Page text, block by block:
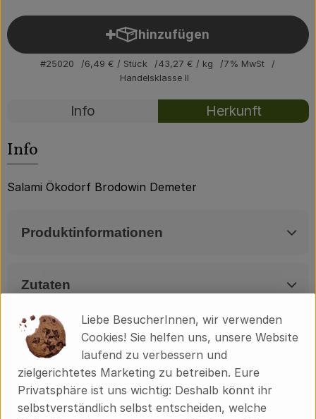
Über uns
hinzufügen
Produkt zum Warenkorb
#25020 6,49 €/ Stück 43,27 €/ kg
7% MwSt
Handelsklasse II
Rezepte
Info Herkunft
Info
Salami Ökodorf Brodowin Demeter
Produktinformationen
Zutaten
Produktdatenblatt
Herkunft
Liebe BesucherInnen, wir verwenden
Cookies! Sie helfen uns, unsere Website
laufend zu verbessern und
zielgerichtetes Marketing zu betreiben. Eure
Privatsphäre ist uns wichtig: Deshalb könnt ihr
selbstverständlich selbst entscheiden, welche